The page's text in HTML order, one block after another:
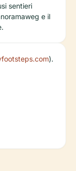
sentieri
e il
).